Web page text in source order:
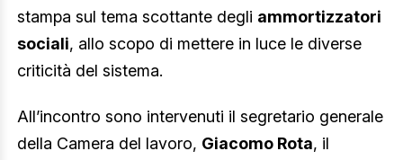
stampa sul tema scottante degli ammortizzatori
sociali, allo scopo di mettere in luce le diverse
criticità del sistema.
All’incontro sono intervenuti il segretario generale
della Camera del lavoro, Giacomo Rota, il